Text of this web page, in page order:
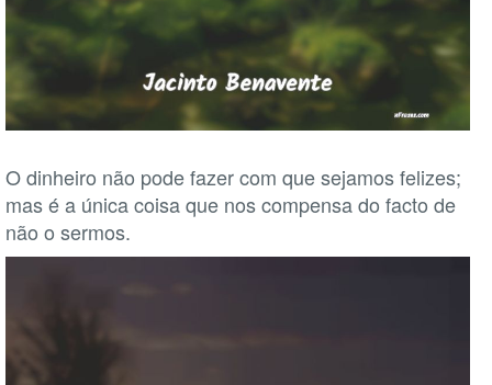
O dinheiro não pode fazer com que sejamos felizes;
mas é a única coisa que nos compensa do facto de
não o sermos.